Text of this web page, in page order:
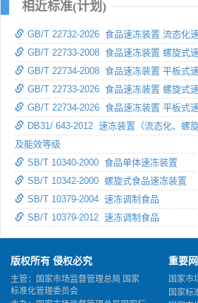
相近标准(计划)
GB/T 22732-2026 食品速冻装置 流态化
GB/T 22733-2008 食品速冻装置 螺旋式
GB/T 22734-2008 食品速冻装置 平板式
GB/T 22733-2026 食品速冻装置 螺旋式
GB/T 22734-2026 食品速冻装置 平板式
DB31/ 643-2012 速冻装置（流态化、螺
及能效等级
SB/T 10340-2000 食品单体速冻装置
SB/T 10342-2000 螺旋式食品速冻装置
SB/T 10379-2004 速冻调制食品
SB/T 10379-2012 速冻调制食品
版权所有 侵权必究
主管：国家市场监督管理总局 国家
标准化管理委员会
重要
国家市
国家标